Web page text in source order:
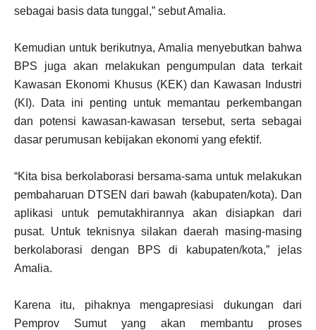
sebagai basis data tunggal,” sebut Amalia.
Kemudian untuk berikutnya, Amalia menyebutkan bahwa
BPS juga akan melakukan pengumpulan data terkait
Kawasan Ekonomi Khusus (KEK) dan Kawasan Industri
(KI). Data ini penting untuk memantau perkembangan
dan potensi kawasan-kawasan tersebut, serta sebagai
dasar perumusan kebijakan ekonomi yang efektif.
“Kita bisa berkolaborasi bersama-sama untuk melakukan
pembaharuan DTSEN dari bawah (kabupaten/kota). Dan
aplikasi untuk pemutakhirannya akan disiapkan dari
pusat. Untuk teknisnya silakan daerah masing-masing
berkolaborasi dengan BPS di kabupaten/kota,” jelas
Amalia.
Karena itu, pihaknya mengapresiasi dukungan dari
Pemprov Sumut yang akan membantu proses